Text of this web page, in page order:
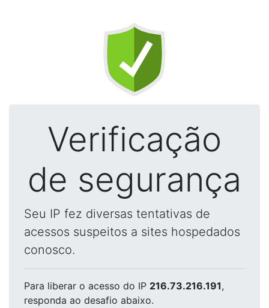
Verificação
de segurança
Seu IP fez diversas tentativas de
acessos suspeitos a sites hospedados
conosco.
Para liberar o acesso do IP 216.73.216.191,
responda ao desafio abaixo.